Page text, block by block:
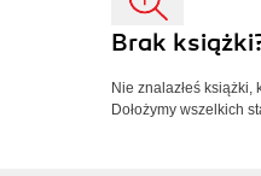
Brak
Nie znalazłeś
Dołożymy wszelkich